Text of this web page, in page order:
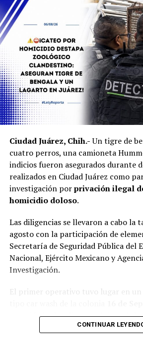
Ciudad Juárez, Chih.-Un tigre de
cuatro perros, una camioneta
indicios fueron asegurados durante
realizados en Ciudad Juárez como
investigación porprivación ilegal
homicidio doloso.
Las diligencias se llevaron a cabo la
agosto con la participación de
Secretaría de Seguridad Pública del
Nacional, Ejército Mexicano y
Investigación.
El primer operativo tuvo lugar en un
autoridades localizaron al tigre de
una jaula, además de un lagarto y
CONTINUAR